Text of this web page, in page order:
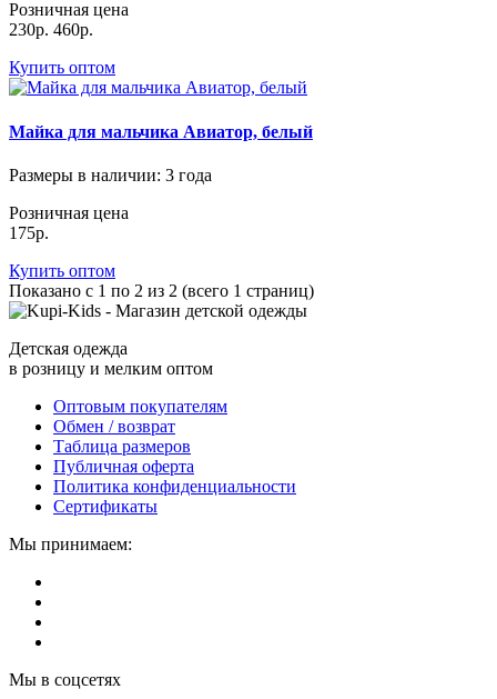
Розничная цена
230р. 460р.
Купить оптом
Майка для мальчика Авиатор, белый
Размеры в наличии: 3 года
Розничная цена
175р.
Купить оптом
Показано с 1 по 2 из 2 (всего 1 страниц)
Детская одежда
в розницу и мелким оптом
Оптовым покупателям
Обмен / возврат
Таблица размеров
Публичная оферта
Политика конфиденциальности
Сертификаты
Мы принимаем:
Мы в соцсетях